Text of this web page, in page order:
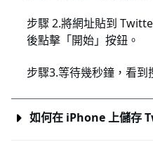
步驟 2.將網址貼到
後點擊「開始」按鈕。
步驟3.等待幾秒鐘，看到
如何在 iPhone 上儲存